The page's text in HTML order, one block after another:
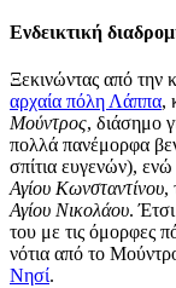
Ενδεικτική
Ξεκινώντας από την
αρχαία πόλη Λάππα,
Μούντρος, διάσημο
πολλά πανέμορφα
σπίτια ευγενών), ενώ
Αγίου Κωνσταντίνου,
Αγίου Νικολάου.
του με τις όμορφες
νότια από το
Νησί.